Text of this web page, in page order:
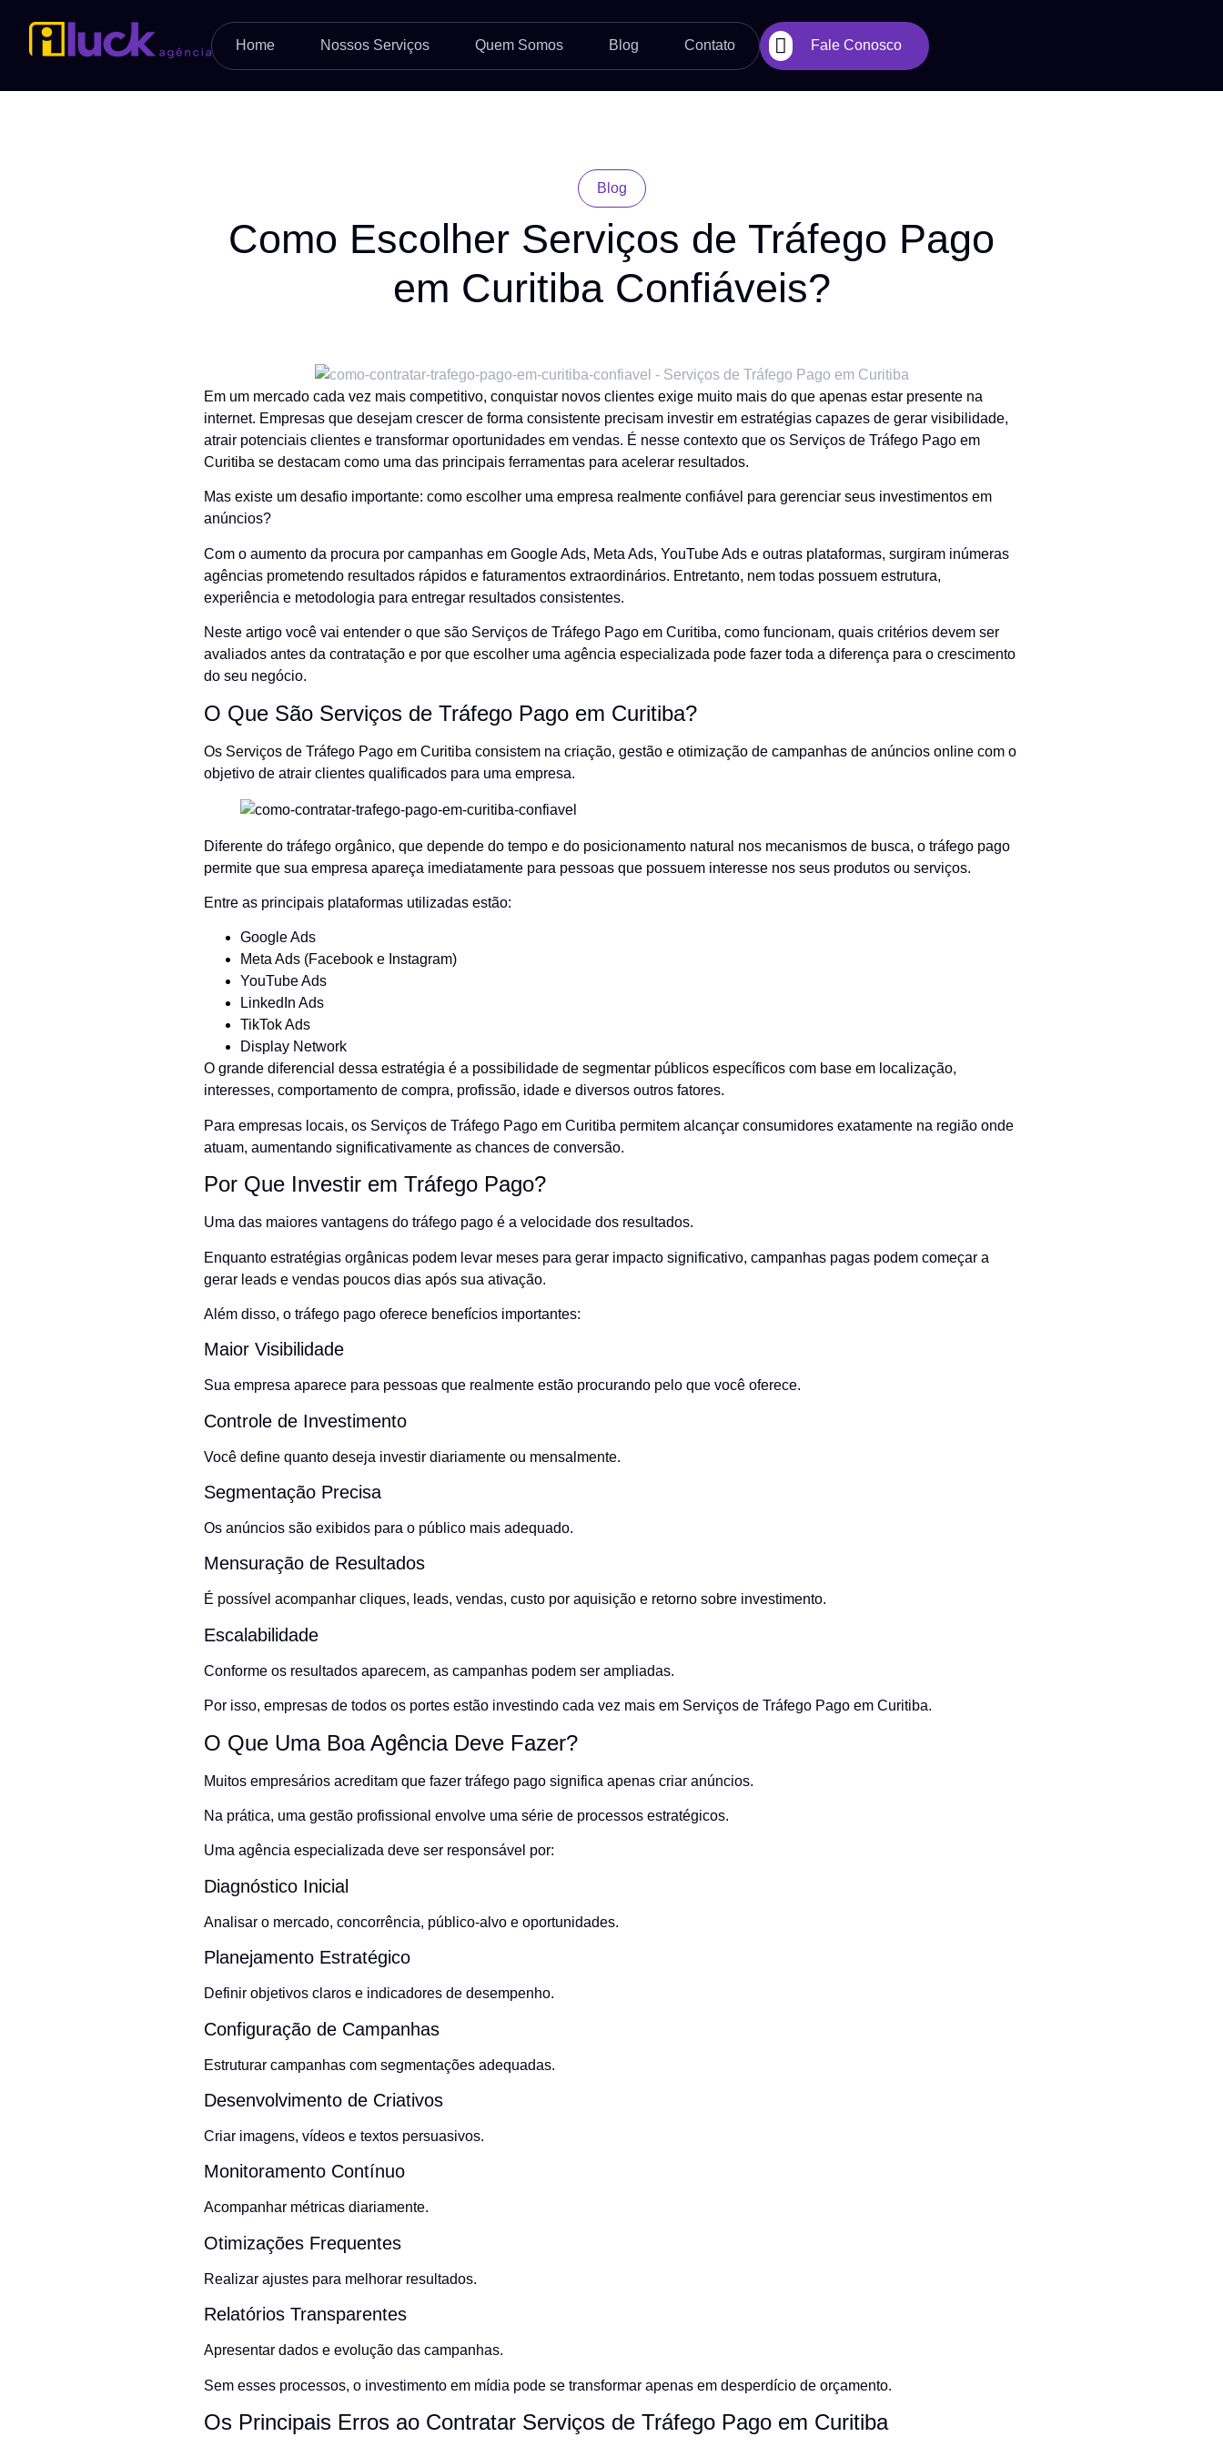
Home Nossos Serviços Quem Somos Blog Contato Fale Conosco
Blog
Como Escolher Serviços de Tráfego Pago
em Curitiba Confiáveis?
Em um mercado cada vez mais competitivo, conquistar novos clientes exige muito mais do que apenas estar presente na
internet. Empresas que desejam crescer de forma consistente precisam investir em estratégias capazes de gerar visibilidade,
atrair potenciais clientes e transformar oportunidades em vendas. É nesse contexto que os Serviços de Tráfego Pago em
Curitiba se destacam como uma das principais ferramentas para acelerar resultados.
Mas existe um desafio importante: como escolher uma empresa realmente confiável para gerenciar seus investimentos em
anúncios?
Com o aumento da procura por campanhas em Google Ads, Meta Ads, YouTube Ads e outras plataformas, surgiram inúmeras
agências prometendo resultados rápidos e faturamentos extraordinários. Entretanto, nem todas possuem estrutura,
experiência e metodologia para entregar resultados consistentes.
Neste artigo você vai entender o que são Serviços de Tráfego Pago em Curitiba, como funcionam, quais critérios devem ser
avaliados antes da contratação e por que escolher uma agência especializada pode fazer toda a diferença para o crescimento
do seu negócio.
O Que São Serviços de Tráfego Pago em Curitiba?
Os Serviços de Tráfego Pago em Curitiba consistem na criação, gestão e otimização de campanhas de anúncios online com o
objetivo de atrair clientes qualificados para uma empresa.
Diferente do tráfego orgânico, que depende do tempo e do posicionamento natural nos mecanismos de busca, o tráfego pago
permite que sua empresa apareça imediatamente para pessoas que possuem interesse nos seus produtos ou serviços.
Entre as principais plataformas utilizadas estão:
Google Ads
Meta Ads (Facebook e Instagram)
YouTube Ads
LinkedIn Ads
TikTok Ads
Display Network
O grande diferencial dessa estratégia é a possibilidade de segmentar públicos específicos com base em localização,
interesses, comportamento de compra, profissão, idade e diversos outros fatores.
Para empresas locais, os Serviços de Tráfego Pago em Curitiba permitem alcançar consumidores exatamente na região onde
atuam, aumentando significativamente as chances de conversão.
Por Que Investir em Tráfego Pago?
Uma das maiores vantagens do tráfego pago é a velocidade dos resultados.
Enquanto estratégias orgânicas podem levar meses para gerar impacto significativo, campanhas pagas podem começar a
gerar leads e vendas poucos dias após sua ativação.
Além disso, o tráfego pago oferece benefícios importantes:
Maior Visibilidade
Sua empresa aparece para pessoas que realmente estão procurando pelo que você oferece.
Controle de Investimento
Você define quanto deseja investir diariamente ou mensalmente.
Segmentação Precisa
Os anúncios são exibidos para o público mais adequado.
Mensuração de Resultados
É possível acompanhar cliques, leads, vendas, custo por aquisição e retorno sobre investimento.
Escalabilidade
Conforme os resultados aparecem, as campanhas podem ser ampliadas.
Por isso, empresas de todos os portes estão investindo cada vez mais em Serviços de Tráfego Pago em Curitiba.
O Que Uma Boa Agência Deve Fazer?
Muitos empresários acreditam que fazer tráfego pago significa apenas criar anúncios.
Na prática, uma gestão profissional envolve uma série de processos estratégicos.
Uma agência especializada deve ser responsável por:
Diagnóstico Inicial
Analisar o mercado, concorrência, público-alvo e oportunidades.
Planejamento Estratégico
Definir objetivos claros e indicadores de desempenho.
Configuração de Campanhas
Estruturar campanhas com segmentações adequadas.
Desenvolvimento de Criativos
Criar imagens, vídeos e textos persuasivos.
Monitoramento Contínuo
Acompanhar métricas diariamente.
Otimizações Frequentes
Realizar ajustes para melhorar resultados.
Relatórios Transparentes
Apresentar dados e evolução das campanhas.
Sem esses processos, o investimento em mídia pode se transformar apenas em desperdício de orçamento.
Os Principais Erros ao Contratar Serviços de Tráfego Pago em Curitiba